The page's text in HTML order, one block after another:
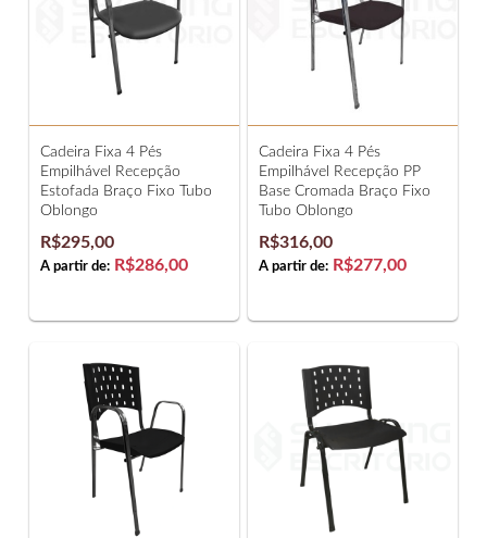
Cadeira Fixa 4 Pés
Empilhável Recepção
Estofada Braço Fixo Tubo
Oblongo
R$295,00
A partir de: R$286,00
Cadeira Fixa 4 Pés
Empilhável Recepção PP
Base Cromada Braço Fixo
Tubo Oblongo
R$316,00
A partir de: R$277,00